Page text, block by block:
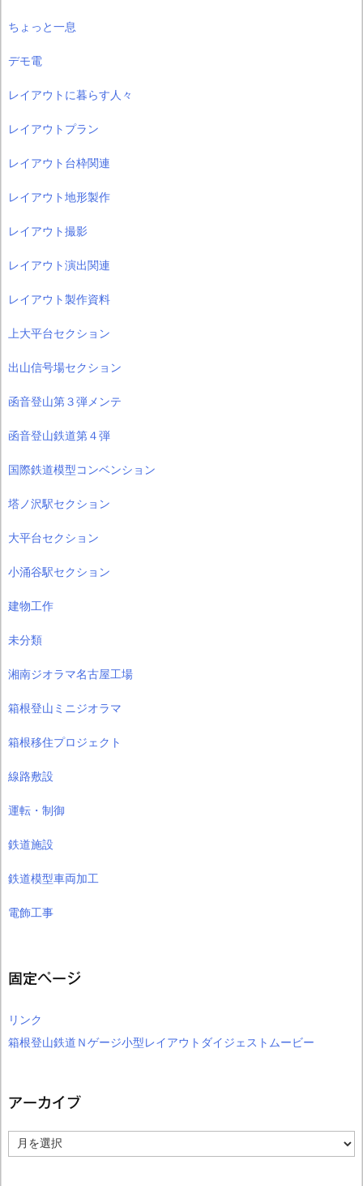
ちょっと一息
デモ電
レイアウトに暮らす人々
レイアウトプラン
レイアウト台枠関連
レイアウト地形製作
レイアウト撮影
レイアウト演出関連
レイアウト製作資料
上大平台セクション
出山信号場セクション
函音登山第３弾メンテ
函音登山鉄道第４弾
国際鉄道模型コンベンション
塔ノ沢駅セクション
大平台セクション
小涌谷駅セクション
建物工作
未分類
湘南ジオラマ名古屋工場
箱根登山ミニジオラマ
箱根移住プロジェクト
線路敷設
運転・制御
鉄道施設
鉄道模型車両加工
電飾工事
固定ページ
リンク
箱根登山鉄道Ｎゲージ小型レイアウトダイジェストムービー
アーカイブ
ー